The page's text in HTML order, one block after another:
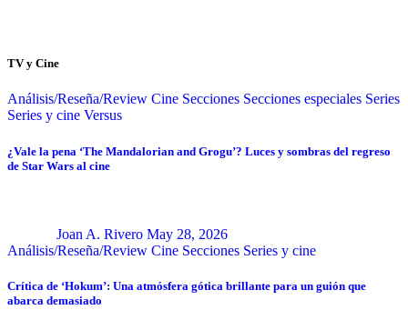
TV y Cine
Análisis/Reseña/Review Cine Secciones Secciones especiales Series
Series y cine Versus
¿Vale la pena ‘The Mandalorian and Grogu’? Luces y sombras del regreso
de Star Wars al cine
Joan A. Rivero May 28, 2026
Análisis/Reseña/Review Cine Secciones Series y cine
Crítica de ‘Hokum’: Una atmósfera gótica brillante para un guión que
abarca demasiado